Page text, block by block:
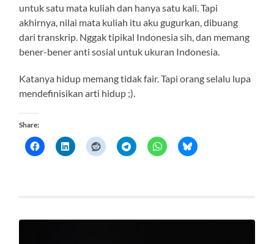
untuk satu mata kuliah dan hanya satu kali. Tapi
akhirnya, nilai mata kuliah itu aku gugurkan, dibuang
dari transkrip. Nggak tipikal Indonesia sih, dan memang
bener-bener anti sosial untuk ukuran Indonesia.
Katanya hidup memang tidak fair. Tapi orang selalu lupa
mendefinisikan arti hidup ;).
Share: